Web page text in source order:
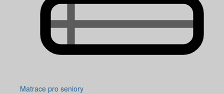
Matrace pro seniory